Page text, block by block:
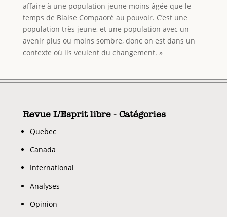
affaire à une population jeune moins âgée que le
temps de Blaise Compaoré au pouvoir. C’est une
population très jeune, et une population avec un
avenir plus ou moins sombre, donc on est dans un
contexte où ils veulent du changement. »
Revue L'Esprit libre - Catégories
Quebec
Canada
International
Analyses
Opinion